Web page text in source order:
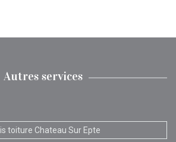
Autres services
toiture Chateau Sur Epte